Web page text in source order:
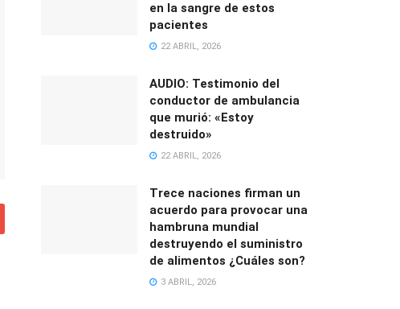
en la sangre de estos
pacientes
22 ABRIL, 2026
AUDIO: Testimonio del
conductor de ambulancia
que murió: «Estoy
destruido»
22 ABRIL, 2026
Trece naciones firman un
acuerdo para provocar una
hambruna mundial
destruyendo el suministro
de alimentos ¿Cuáles son?
3 ABRIL, 2026